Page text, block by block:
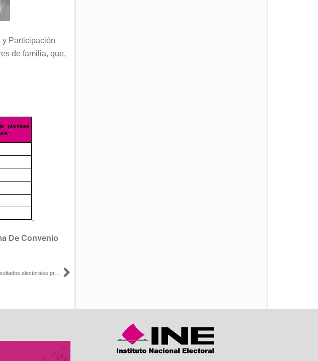
y Participación
de familia, que,
De Convenio
Siguiente